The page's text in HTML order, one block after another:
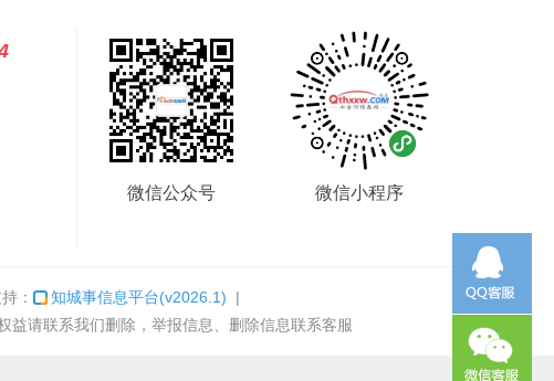
微信公众号 微信小程序
： 知城事信息平台(v2026.1) |
益请联系我们删除，举报信息、删除信息联系客服